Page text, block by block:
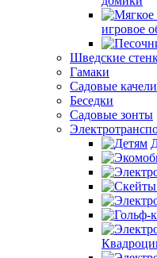
игровое
Шведские
Гамаки
Садовые качели
Беседки
Садовые зонты